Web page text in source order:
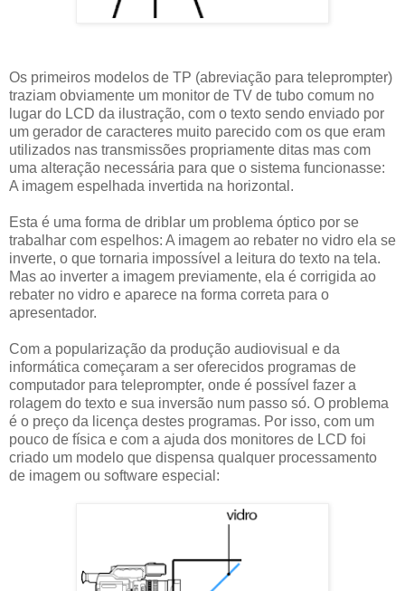
Os primeiros modelos de TP (abreviação para teleprompter)
traziam obviamente um monitor de TV de tubo comum no
lugar do LCD da ilustração, com o texto sendo enviado por
um gerador de caracteres muito parecido com os que eram
utilizados nas transmissões propriamente ditas mas com
uma alteração necessária para que o sistema funcionasse:
A imagem espelhada invertida na horizontal.
Esta é uma forma de driblar um problema óptico por se
trabalhar com espelhos: A imagem ao rebater no vidro ela se
inverte, o que tornaria impossível a leitura do texto na tela.
Mas ao inverter a imagem previamente, ela é corrigida ao
rebater no vidro e aparece na forma correta para o
apresentador.
Com a popularização da produção audiovisual e da
informática começaram a ser oferecidos programas de
computador para teleprompter, onde é possível fazer a
rolagem do texto e sua inversão num passo só. O problema
é o preço da licença destes programas. Por isso, com um
pouco de física e com a ajuda dos monitores de LCD foi
criado um modelo que dispensa qualquer processamento
de imagem ou software especial: